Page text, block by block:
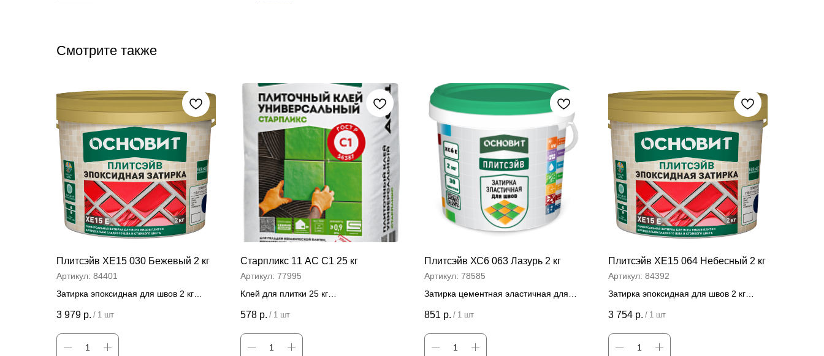
Смотрите также
Плитсэйв ХЕ15 030 Бежевый 2 кг
Артикул: 84401
Затирка эпоксидная для швов 2 кг
Цена за штуку
3 979 р. / 1 шт
Старпликс 11 АС C1 25 кг
Артикул: 77995
Клей для плитки 25 кг
Цена за штуку
578 р. / 1 шт
Плитсэйв ХС6 063 Лазурь 2 кг
Артикул: 78585
Затирка цементная эластичная для
Цена за штуку
851 р. / 1 шт
Плитсэйв ХЕ15 064 Небесный 2 кг
Артикул: 84392
Затирка эпоксидная для швов 2 кг
Цена за штуку
3 754 р. / 1 шт